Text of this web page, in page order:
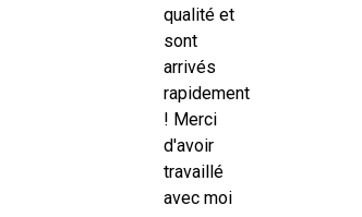
qualité et
sont
arrivés
rapidement
! Merci
d'avoir
travaillé
avec moi